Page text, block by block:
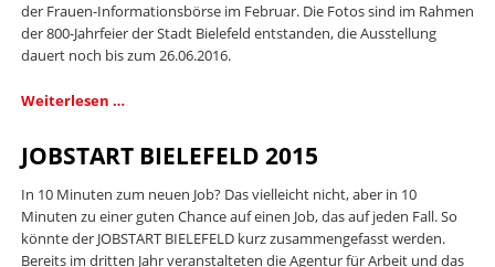
der Frauen-Informationsbörse im Februar. Die Fotos sind im Rahmen
der 800-Jahrfeier der Stadt Bielefeld entstanden, die Ausstellung
dauert noch bis zum 26.06.2016.
Weiterlesen …Innenansichten
Frauenhauses.
JOBSTART BIELEFELD 2015
In 10 Minuten zum neuen Job? Das vielleicht nicht, aber in 10
Minuten zu einer guten Chance auf einen Job, das auf jeden Fall. So
könnte der JOBSTART BIELEFELD kurz zusammengefasst werden.
Bereits im dritten Jahr veranstalteten die Agentur für Arbeit und das